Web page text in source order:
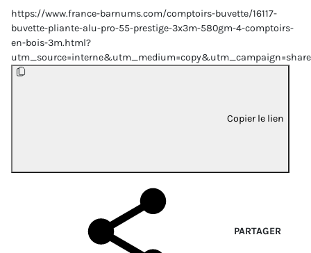
https://www.france-barnums.com/comptoirs-buvette/16117-
buvette-pliante-alu-pro-55-prestige-3x3m-580gm-4-comptoirs-
en-bois-3m.html?
Copier le lien
PARTAGER